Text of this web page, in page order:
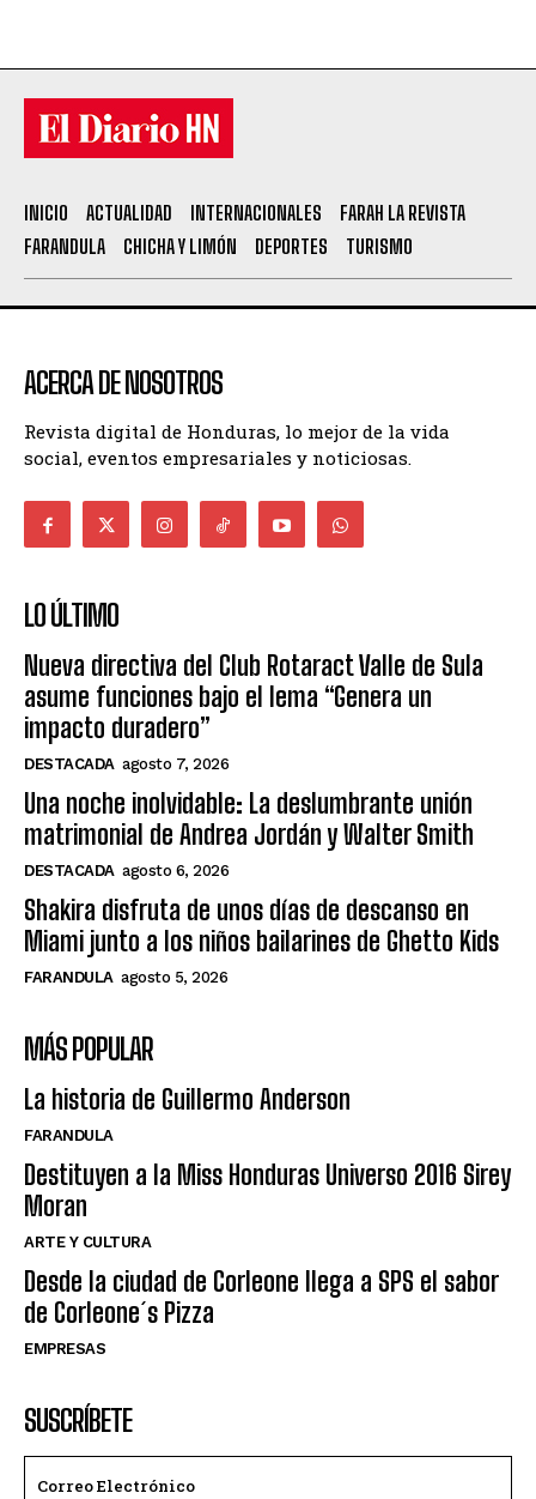
INICIO ACTUALIDAD INTERNACIONALES
FARAH LA REVISTA
FARANDULA
CHICHA Y LIMÓN DEPORTES TURISMO
ACERCA DE NOSOTROS
Revista digital de Honduras, lo mejor de la vida
social, eventos empresariales y noticiosas.
LO ÚLTIMO
Nueva directiva del Club Rotaract Valle de Sula
asume funciones bajo el lema “Genera un
impacto duradero”
DESTACADA agosto 7, 2026
Una noche inolvidable: La deslumbrante unión
matrimonial de Andrea Jordán y Walter Smith
DESTACADA agosto 6, 2026
Shakira disfruta de unos días de descanso en
Miami junto a los niños bailarines de Ghetto Kids
FARANDULA agosto 5, 2026
MÁS POPULAR
La historia de Guillermo Anderson
FARANDULA
Destituyen a la Miss Honduras Universo 2016 Sirey
Moran
ARTE Y CULTURA
Desde la ciudad de Corleone llega a SPS el sabor
de Corleone´s Pizza
EMPRESAS
SUSCRÍBETE